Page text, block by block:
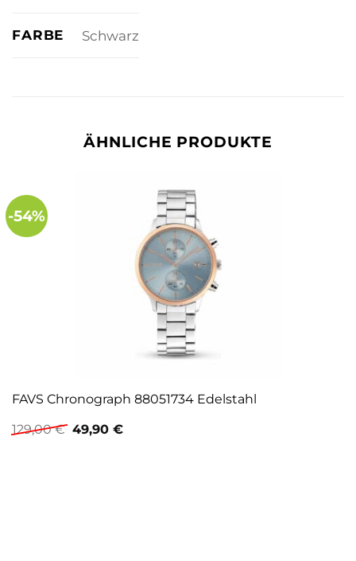
FARBE Schwarz
ÄHNLICHE PRODUKTE
-54%
FAVS Chronograph 88051734 Edelstahl
129,00€ Ursprünglicher
Preis
49,90 €Aktueller